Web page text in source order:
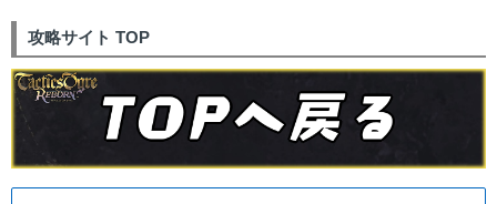
攻略サイト TOP